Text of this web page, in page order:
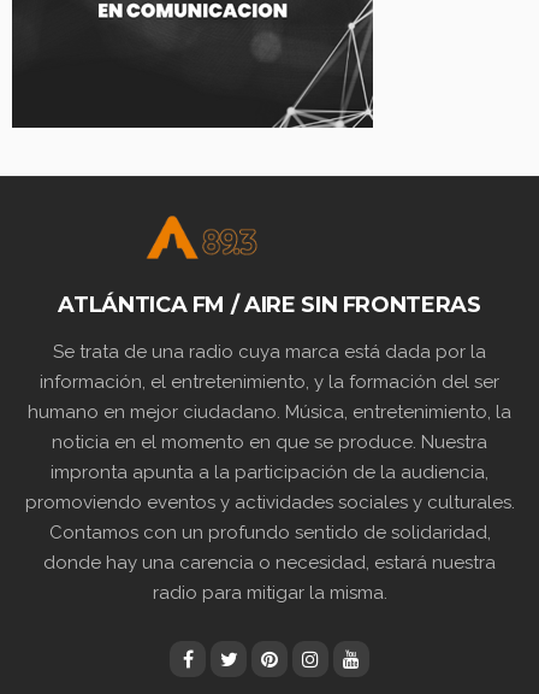
ATLÁNTICA FM / AIRE SIN FRONTERAS
Se trata de una radio cuya marca está dada por la
información, el entretenimiento, y la formación del ser
humano en mejor ciudadano. Música, entretenimiento, la
noticia en el momento en que se produce. Nuestra
impronta apunta a la participación de la audiencia,
promoviendo eventos y actividades sociales y culturales.
Contamos con un profundo sentido de solidaridad,
donde hay una carencia o necesidad, estará nuestra
radio para mitigar la misma.